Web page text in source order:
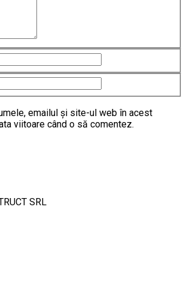
emailul și site-ul web în acest
viitoare când o să comentez.
SRL